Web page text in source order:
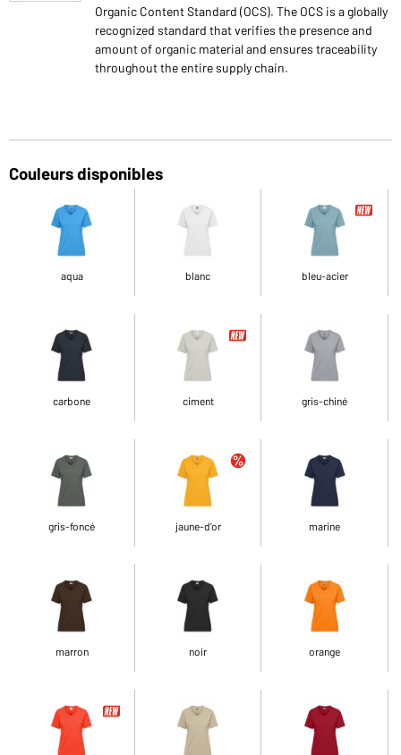
Organic Content Standard (OCS). The OCS is a globally
recognized standard that verifies the presence and
amount of organic material and ensures traceability
throughout the entire supply chain.
Couleurs disponibles
aqua blanc bleu-acier
carbone ciment gris-chiné
gris-foncé jaune-d'or marine
marron noir orange